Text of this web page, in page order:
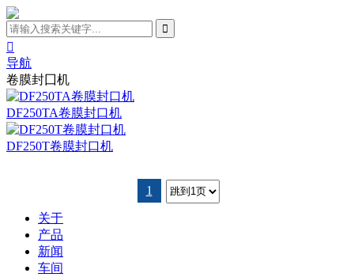

导航
卷膜封囗机
DF250TA卷膜封口机
DF250T卷膜封口机
1
关于
产品
新闻
车间